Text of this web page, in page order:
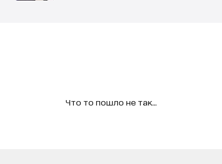
Что то пошло не так...